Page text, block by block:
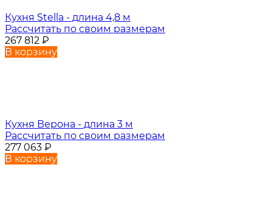
Кухня Stella - длина 4,8 м
Рассчитать по своим размерам
267 812 ₽
В корзину
Кухня Верона - длина 3 м
Рассчитать по своим размерам
277 063 ₽
В корзину